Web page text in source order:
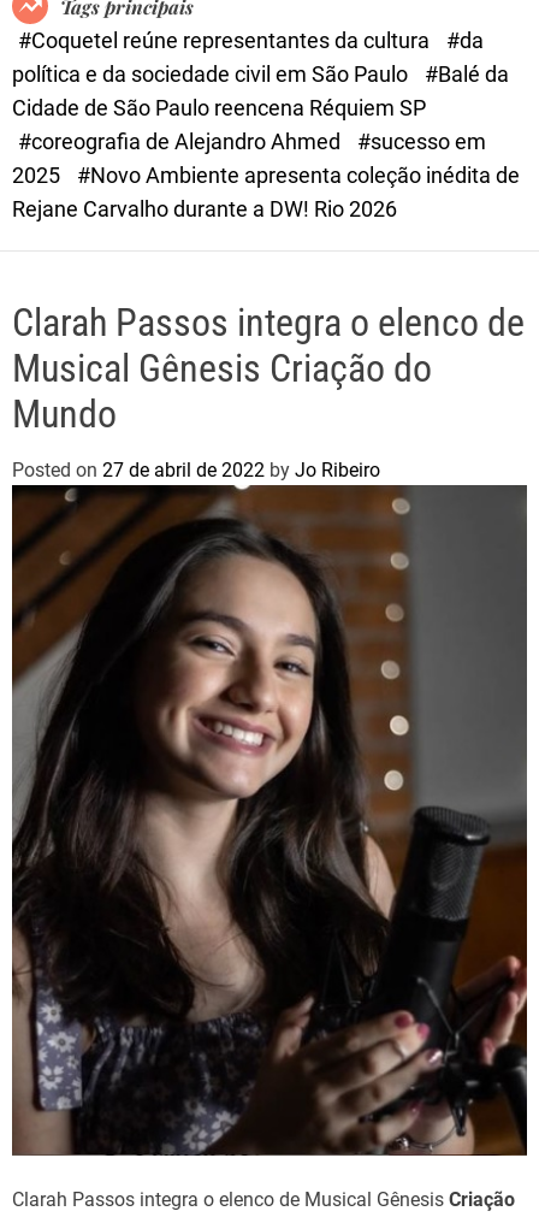
e
Tags principais
#Coquetel reúne representantes da cultura
#da
política e da sociedade civil em São Paulo
#Balé da
Cidade de São Paulo reencena Réquiem SP
#coreografia de Alejandro Ahmed
#sucesso em
2025
#Novo Ambiente apresenta coleção inédita de
Rejane Carvalho durante a DW! Rio 2026
Clarah Passos integra o elenco de
Musical Gênesis Criação do
Mundo
Posted on 27 de abril de 2022 by Jo Ribeiro
Clarah Passos integra o elenco de Musical Gênesis Criação